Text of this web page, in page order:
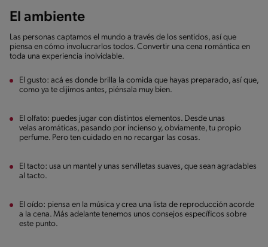
El ambiente
Las personas captamos el mundo a través de los sentidos, así que
piensa en cómo involucrarlos todos. Convertir una cena romántica en
toda una experiencia inolvidable.
El gusto: acá es donde brilla la comida que hayas preparado, así que,
como ya te dijimos antes, piénsala muy bien.
El olfato: puedes jugar con distintos elementos. Desde unas
velas aromáticas, pasando por incienso y, obviamente, tu propio
perfume. Pero ten cuidado en no recargar las cosas.
El tacto: usa un mantel y unas servilletas suaves, que sean agradables
al tacto.
El oído: piensa en la música y crea una lista de reproducción acorde
a la cena. Más adelante tenemos unos consejos específicos sobre
este punto.